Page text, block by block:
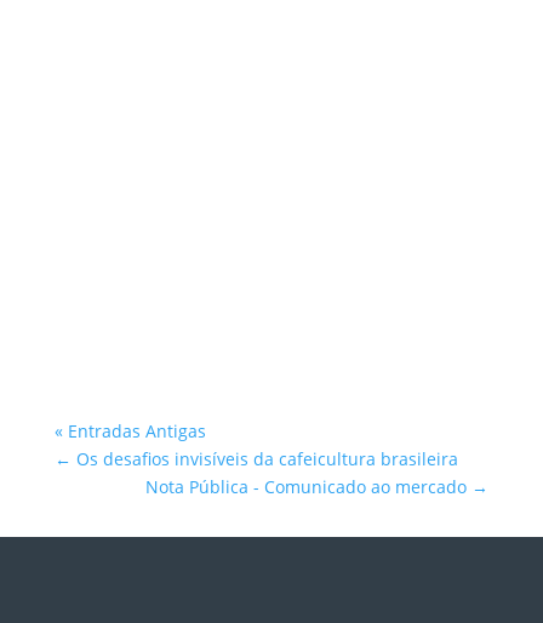
« Entradas Antigas
← Os desafios invisíveis da cafeicultura brasileira
Nota Pública - Comunicado ao mercado →